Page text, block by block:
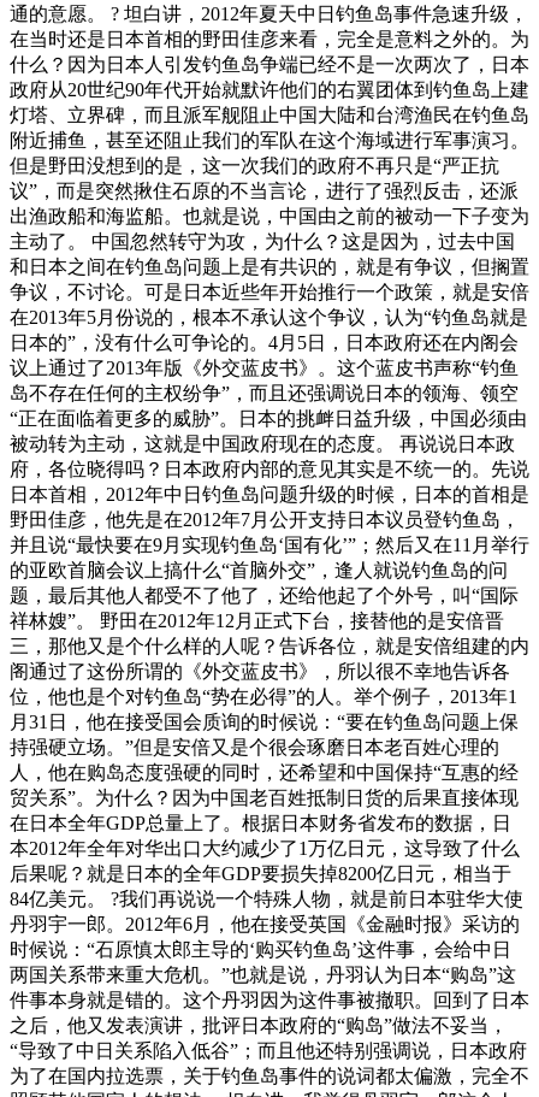
通的意愿。 ? 坦白讲，2012年夏天中日钓鱼岛事件急速升级，
在当时还是日本首相的野田佳彦来看，完全是意料之外的。为
什么？因为日本人引发钓鱼岛争端已经不是一次两次了，日本
政府从20世纪90年代开始就默许他们的右翼团体到钓鱼岛上建
灯塔、立界碑，而且派军舰阻止中国大陆和台湾渔民在钓鱼岛
附近捕鱼，甚至还阻止我们的军队在这个海域进行军事演习。
但是野田没想到的是，这一次我们的政府不再只是“严正抗
议”，而是突然揪住石原的不当言论，进行了强烈反击，还派
出渔政船和海监船。也就是说，中国由之前的被动一下子变为
主动了。 中国忽然转守为攻，为什么？这是因为，过去中国
和日本之间在钓鱼岛问题上是有共识的，就是有争议，但搁置
争议，不讨论。可是日本近些年开始推行一个政策，就是安倍
在2013年5月份说的，根本不承认这个争议，认为“钓鱼岛就是
日本的”，没有什么可争论的。4月5日，日本政府还在内阁会
议上通过了2013年版《外交蓝皮书》。这个蓝皮书声称“钓鱼
岛不存在任何的主权纷争”，而且还强调说日本的领海、领空
“正在面临着更多的威胁”。日本的挑衅日益升级，中国必须由
被动转为主动，这就是中国政府现在的态度。 再说说日本政
府，各位晓得吗？日本政府内部的意见其实是不统一的。先说
日本首相，2012年中日钓鱼岛问题升级的时候，日本的首相是
野田佳彦，他先是在2012年7月公开支持日本议员登钓鱼岛，
并且说“最快要在9月实现钓鱼岛‘国有化’”；然后又在11月举行
的亚欧首脑会议上搞什么“首脑外交”，逢人就说钓鱼岛的问
题，最后其他人都受不了他了，还给他起了个外号，叫“国际
祥林嫂”。 野田在2012年12月正式下台，接替他的是安倍晋
三，那他又是个什么样的人呢？告诉各位，就是安倍组建的内
阁通过了这份所谓的《外交蓝皮书》，所以很不幸地告诉各
位，他也是个对钓鱼岛“势在必得”的人。举个例子，2013年1
月31日，他在接受国会质询的时候说：“要在钓鱼岛问题上保
持强硬立场。”但是安倍又是个很会琢磨日本老百姓心理的
人，他在购岛态度强硬的同时，还希望和中国保持“互惠的经
贸关系”。为什么？因为中国老百姓抵制日货的后果直接体现
在日本全年GDP总量上了。根据日本财务省发布的数据，日
本2012年全年对华出口大约减少了1万亿日元，这导致了什么
后果呢？就是日本的全年GDP要损失掉8200亿日元，相当于
84亿美元。 ?我们再说说一个特殊人物，就是前日本驻华大使
丹羽宇一郎。2012年6月，他在接受英国《金融时报》采访的
时候说：“石原慎太郎主导的‘购买钓鱼岛’这件事，会给中日
两国关系带来重大危机。”也就是说，丹羽认为日本“购岛”这
件事本身就是错的。这个丹羽因为这件事被撤职。回到了日本
之后，他又发表演讲，批评日本政府的“购岛”做法不妥当，
“导致了中日关系陷入低谷”；而且他还特别强调说，日本政府
为了在国内拉选票，关于钓鱼岛事件的说词都太偏激，完全不